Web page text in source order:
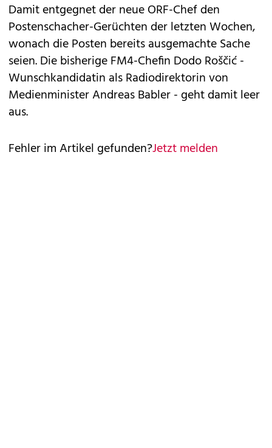
Damit entgegnet der neue ORF-Chef den
Postenschacher-Gerüchten der letzten Wochen,
wonach die Posten bereits ausgemachte Sache
seien. Die bisherige FM4-Chefin Dodo Roščić -
Wunschkandidatin als Radiodirektorin von
Medienminister Andreas Babler - geht damit leer
aus.
Fehler im Artikel gefunden?Jetzt melden